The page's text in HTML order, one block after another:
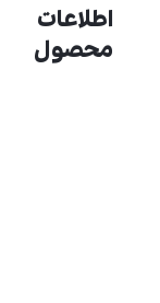
اطلاعات
محصول